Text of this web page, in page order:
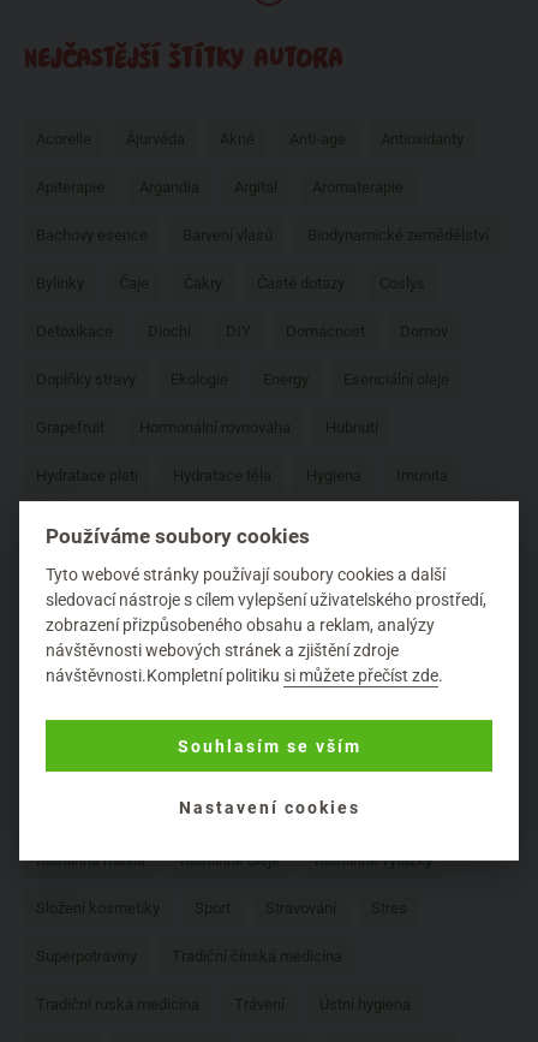
NEJČASTĚJŠÍ ŠTÍTKY AUTORA
Acorelle Ájurvéda Akné Anti-age Antioxidanty
Apiterapie Argandia Argital Aromaterapie
Bachovy esence Barvení vlasů Biodynamické zemědělství
Bylinky Čaje Čakry Časté dotazy Coslys
Detoxikace Diochi DIY Domácnost Domov
Doplňky stravy Ekologie Energy Esenciální oleje
Grapefruit Hormonální rovnováha Hubnutí
Hydratace pleti Hydratace těla Hygiena Imunita
květové esence Léčivé bylinky
Lymfatický systém Martina Gebhardt Masticha
Menstruace Mrtvé moře Muži Neplodnost
Numi Tea Opalování Péče o pleť Péče o tělo
Péče o vlasy Péče o zuby Potraviny Přírodní vůně
Regenerace Relaxace
Rostlinná másla Rostlinné oleje Rostlinné výtažky
Složení kosmetiky Sport Stravování Stres
Superpotraviny Tradiční čínská medicína
Tradiční ruská medicína Trávení Ústní hygiena
Používáme soubory cookies
Tyto webové stránky používají soubory cookies a další
sledovací nástroje s cílem vylepšení uživatelského prostředí,
zobrazení přizpůsobeného obsahu a reklam, analýzy
návštěvnosti webových stránek a zjištění zdroje
návštěvnosti.Kompletní politikusi můžete přečíst zde.
Souhlasím se vším
Nastavení cookies